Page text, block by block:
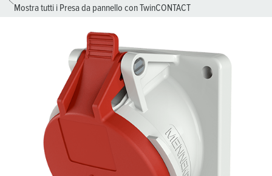
Mostra tutti i Presa da pannello con TwinCONTACT